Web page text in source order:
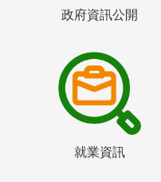
政府資訊公開
就業資訊